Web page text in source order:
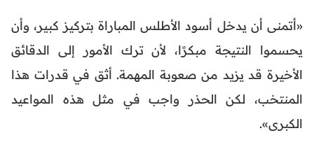
«أتمنى أن يدخل أسود الأطلس المباراة بتركيز كبير، وأن
يحسموا النتيجة مبكرًا، لأن ترك الأمور إلى الدقائق
الأخيرة قد يزيد من صعوبة المهمة. أثق في قدرات هذا
المنتخب، لكن الحذر واجب في مثل هذه المواعيد
الكبرى».